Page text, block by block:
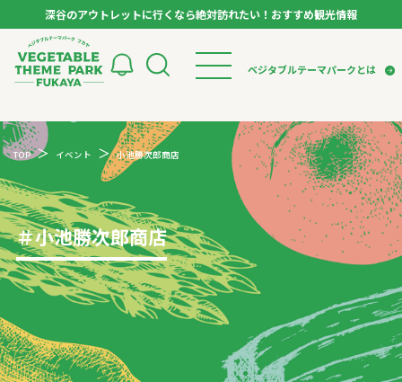
深谷のアウトレットに行くなら絶対訪れたい！おすすめ観光情報
ベジタブルテーマパークとは
検索
トップページ
モデルコース
スポット
イベント
体験
特集記事
ベジタブルテーマパークとは
VTPキャストミーティング
パートナー企業について
市長インタビュー
生産者インタビュー
アンバサダー
お役立ち情報
レシピ集
TOP イベント 小池勝次郎商店
＃小池勝次郎商店